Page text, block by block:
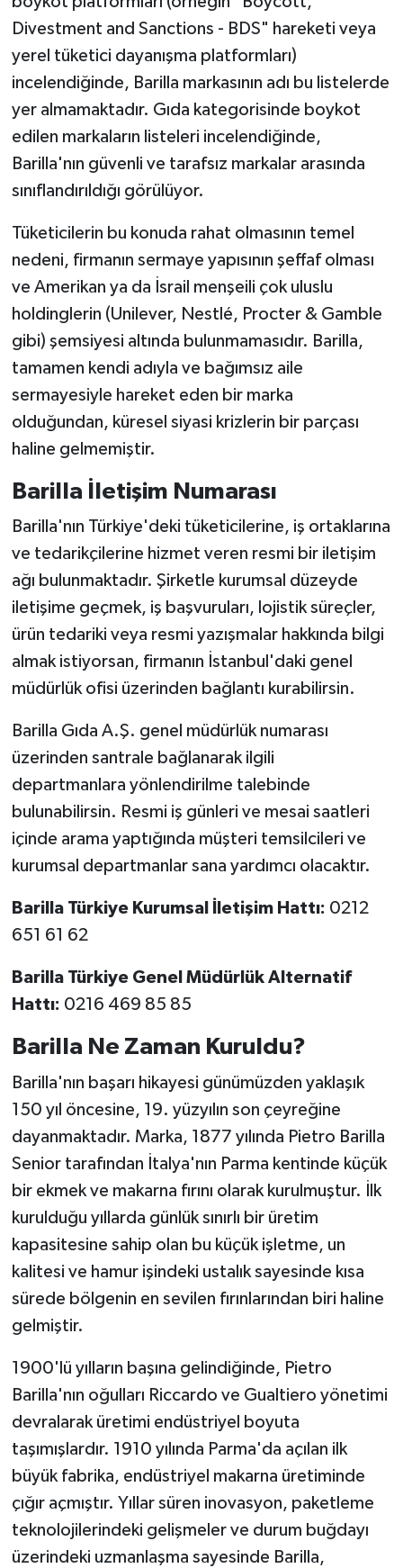
Divestment and Sanctions - BDS" hareketi veya
yerel tüketici dayanışma platformları)
incelendiğinde, Barilla markasının adı bu listelerde
yer almamaktadır. Gıda kategorisinde boykot
edilen markaların listeleri incelendiğinde,
Barilla'nın güvenli ve tarafsız markalar arasında
sınıflandırıldığı görülüyor.
Tüketicilerin bu konuda rahat olmasının temel
nedeni, firmanın sermaye yapısının şeffaf olması
ve Amerikan ya da İsrail menşeili çok uluslu
holdinglerin (Unilever, Nestlé, Procter & Gamble
gibi) şemsiyesi altında bulunmamasıdır. Barilla,
tamamen kendi adıyla ve bağımsız aile
sermayesiyle hareket eden bir marka
olduğundan, küresel siyasi krizlerin bir parçası
haline gelmemiştir.
Barilla İletişim Numarası
Barilla'nın Türkiye'deki tüketicilerine, iş ortaklarına
ve tedarikçilerine hizmet veren resmi bir iletişim
ağı bulunmaktadır. Şirketle kurumsal düzeyde
iletişime geçmek, iş başvuruları, lojistik süreçler,
ürün tedariki veya resmi yazışmalar hakkında bilgi
almak istiyorsan, firmanın İstanbul'daki genel
müdürlük ofisi üzerinden bağlantı kurabilirsin.
Barilla Gıda A.Ş. genel müdürlük numarası
üzerinden santrale bağlanarak ilgili
departmanlara yönlendirilme talebinde
bulunabilirsin. Resmi iş günleri ve mesai saatleri
içinde arama yaptığında müşteri temsilcileri ve
kurumsal departmanlar sana yardımcı olacaktır.
Barilla Türkiye Kurumsal İletişim Hattı: 0212
651 61 62
Barilla Türkiye Genel Müdürlük Alternatif
Hattı: 0216 469 85 85
Barilla Ne Zaman Kuruldu?
Barilla'nın başarı hikayesi günümüzden yaklaşık
150 yıl öncesine, 19. yüzyılın son çeyreğine
dayanmaktadır. Marka, 1877 yılında Pietro Barilla
Senior tarafından İtalya'nın Parma kentinde küçük
bir ekmek ve makarna fırını olarak kurulmuştur. İlk
kurulduğu yıllarda günlük sınırlı bir üretim
kapasitesine sahip olan bu küçük işletme, un
kalitesi ve hamur işindeki ustalık sayesinde kısa
sürede bölgenin en sevilen fırınlarından biri haline
gelmiştir.
1900'lü yılların başına gelindiğinde, Pietro
Barilla'nın oğulları Riccardo ve Gualtiero yönetimi
devralarak üretimi endüstriyel boyuta
taşımışlardır. 1910 yılında Parma'da açılan ilk
büyük fabrika, endüstriyel makarna üretiminde
çığır açmıştır. Yıllar süren inovasyon, paketleme
teknolojilerindeki gelişmeler ve durum buğdayı
üzerindeki uzmanlaşma sayesinde Barilla,